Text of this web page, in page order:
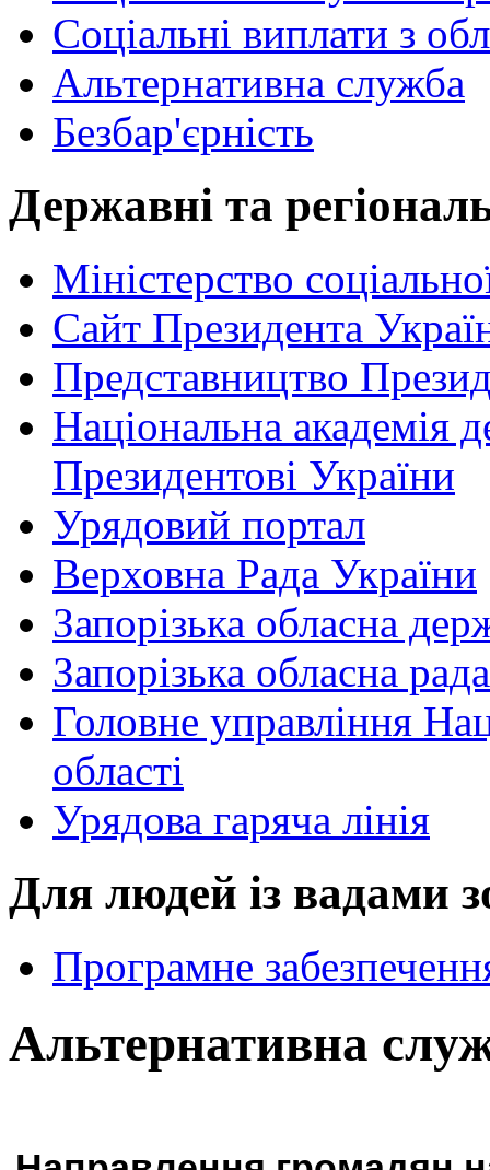
Соціальні виплати з
Альтернативна служба
Безбар'єрність
Державні та
Міністерство
Сайт Президента
Представництво
Національна академія
Президентові України
Урядовий портал
Верховна Рада України
Запорізька обласна
Запорізька обласна рада
Головне управління
області
Урядова гаряча лінія
Для людей із вадами
Програмне
Альтернативна